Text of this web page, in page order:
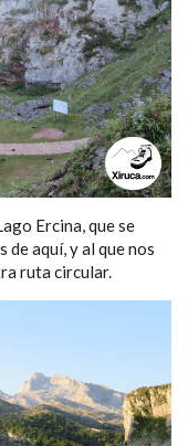
Ercina, que se
aquí, y al que nos
ruta circular.